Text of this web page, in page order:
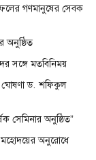
গণমানুষের সেবক
অনুষ্ঠিত
সঙ্গে মতবিনিময়
ঘোষণা ড. শফিকুল
সেমিনার অনুষ্ঠিত”
অনুরোধে